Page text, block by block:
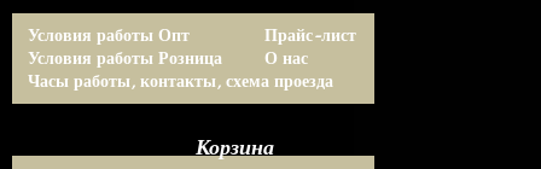
Условия работы Опт
Условия работы Розница
Прайс-лист
О нас
Часы работы, контакты, схема проезда
Корзина